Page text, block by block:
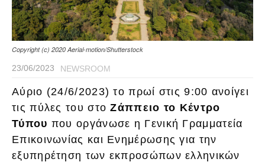
Copyright (c) 2020 Aerial-motion/Shutterstock
23/06/2023 NEWSROOM
Αύριο (24/6/2023) το πρωί στις 9:00 ανοίγει
τις πύλες του στοΖάππειο το Κέντρο
Τύπου που οργάνωσε η Γενική Γραμματεία
Επικοινωνίας και Ενημέρωσης για την
εξυπηρέτηση των εκπροσώπων ελληνικών